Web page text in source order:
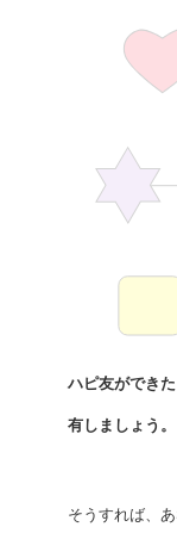
ハピ友ができた
有しましょう。
そうすれば、